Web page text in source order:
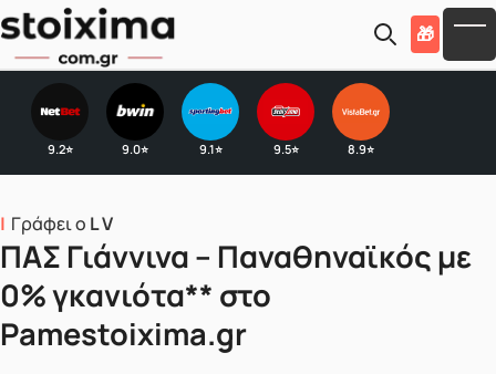
Skip to main content
🎁
9.2⭐ 9.0⭐ 9.1⭐ 9.5⭐ 8.9⭐
Γράφει ο L V
ΠΑΣ Γιάννινα – Παναθηναϊκός με
0% γκανιότα** στο
Pamestoixima.gr